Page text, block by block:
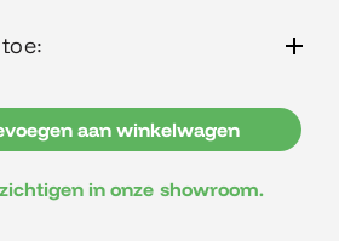
aan winkelwagen
in onze showroom.